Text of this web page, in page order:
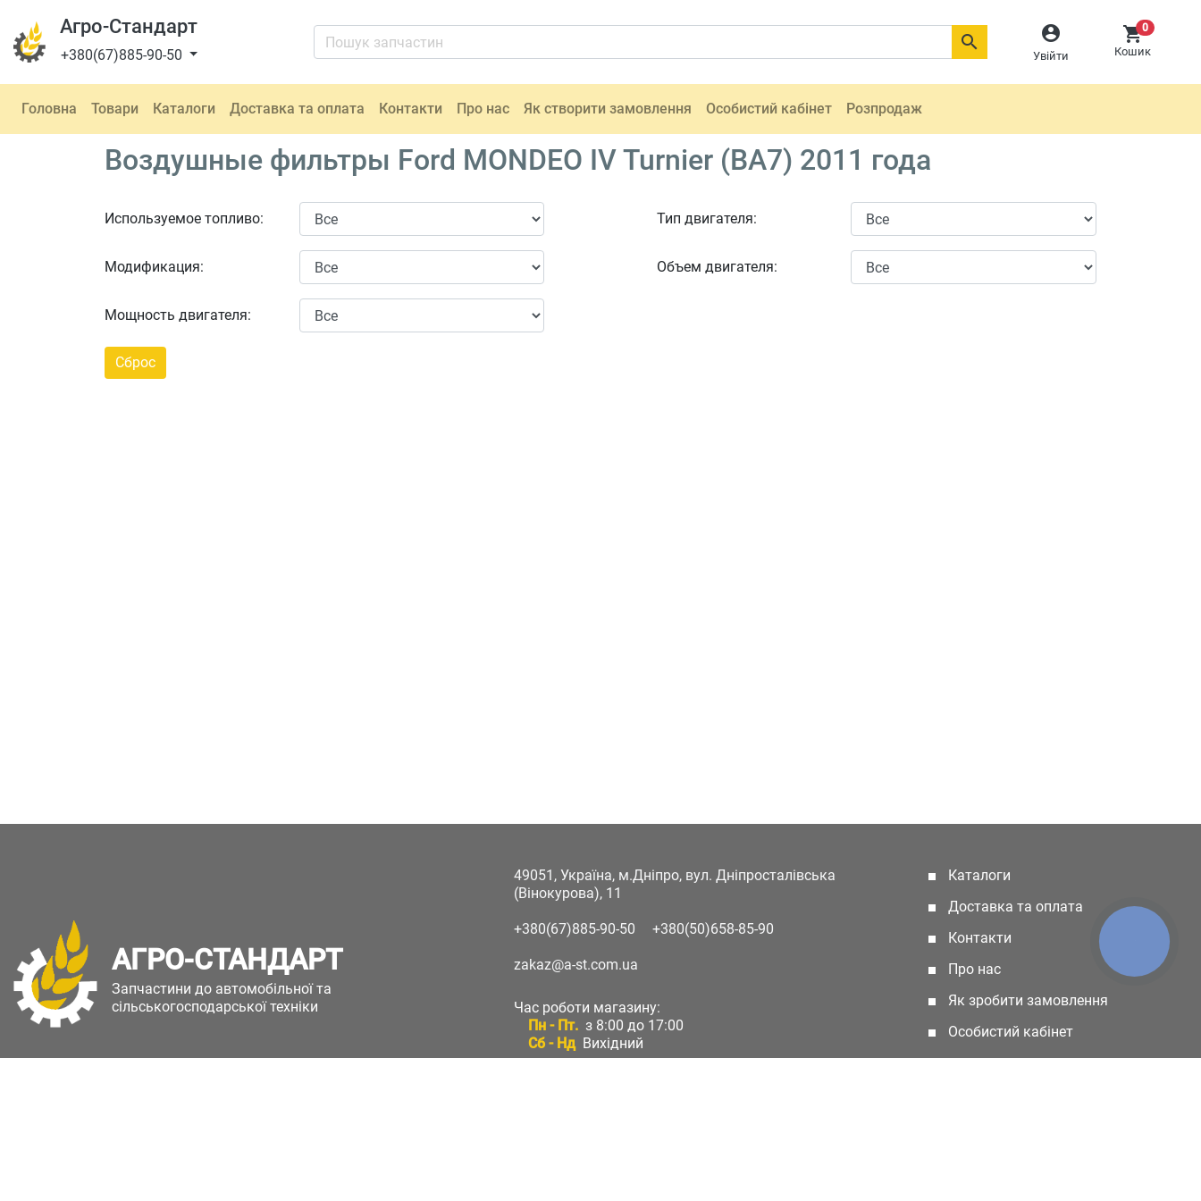
Агро-Стандарт
+380(67)885-90-50

Увійти
0
Кошик

Головна Товари Каталоги Доставка та оплата Контакти Про нас Як створити замовлення Особистий кабінет Розпродаж
Воздушные фильтры Ford MONDEO IV Turnier (BA7) 2011 года
Используемое топливо:
Модификация:
Мощность двигателя:
Тип двигателя:
Объем двигателя:
АГРО-СТАНДАРТ
Запчастини до автомобільної та
сільськогосподарської техніки
49051, Україна, м.Дніпро, вул. Дніпросталівська
(Вінокурова), 11
+380(67)885-90-50 +380(50)658-85-90
zakaz@a-st.com.ua
Час роботи магазину:
Пн - Пт. з 8:00 до 17:00
Сб - Нд Вихідний
Каталоги
Доставка та оплата
Контакти
Про нас
Як зробити замовлення
Особистий кабінет